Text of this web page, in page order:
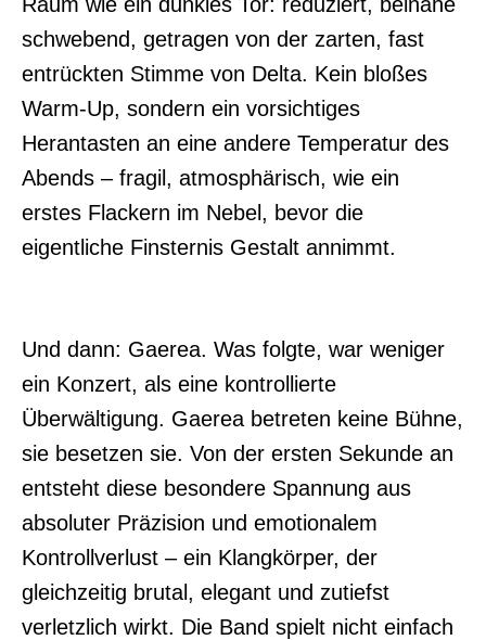
schwebend, getragen von der zarten, fast
entrückten Stimme von Delta. Kein bloßes
Warm-Up, sondern ein vorsichtiges
Herantasten an eine andere Temperatur des
Abends – fragil, atmosphärisch, wie ein
erstes Flackern im Nebel, bevor die
eigentliche Finsternis Gestalt annimmt.
Und dann: Gaerea. Was folgte, war weniger
ein Konzert, als eine kontrollierte
Überwältigung. Gaerea betreten keine Bühne,
sie besetzen sie. Von der ersten Sekunde an
entsteht diese besondere Spannung aus
absoluter Präzision und emotionalem
Kontrollverlust – ein Klangkörper, der
gleichzeitig brutal, elegant und zutiefst
verletzlich wirkt. Die Band spielt nicht einfach